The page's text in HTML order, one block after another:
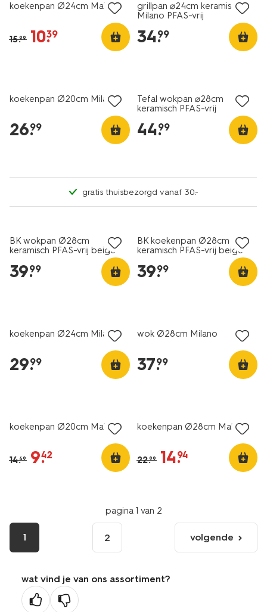
koekenpan Ø24cm Malmö
15.99 10.
39
grillpan ⌀24cm keramisch
Milano PFAS-vrij
34.
99
koekenpan Ø20cm Milano
26.
99
Tefal wokpan ⌀28cm
keramisch PFAS-vrij
44.
99
gratis thuisbezorgd vanaf 30.-
BK wokpan Ø28cm
keramisch PFAS-vrij beige
39.
99
BK koekenpan Ø28cm
keramisch PFAS-vrij beige
39.
99
koekenpan Ø24cm Milano
29.
99
wok Ø28cm Milano
37.
99
koekenpan Ø20cm Malmö
14.49 9.
42
koekenpan Ø28cm Malmö
22.99 14.
94
pagina 1 van 2
1 2
volgende
pagina
volgende
wat vind je van ons assortiment?